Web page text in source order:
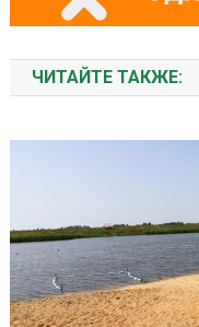
ЧИТАЙТЕ ТАКЖЕ: